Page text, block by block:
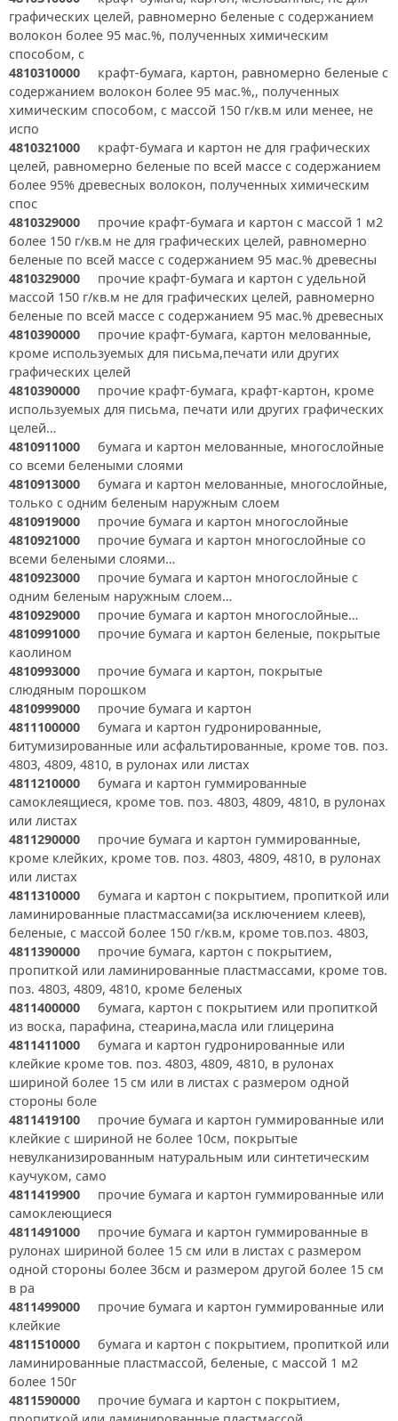
графических целей, равномерно беленые с содержанием
волокон более 95 мас.%, полученных химическим
способом, с
4810310000 крафт-бумага, картон, равномерно беленые с
содержанием волокон более 95 мас.%,, полученных
химическим способом, с массой 150 г/кв.м или менее, не
испо
4810321000 крафт-бумага и картон не для графических
целей, равномерно беленые по всей массе с содержанием
более 95% древесных волокон, полученных химическим
спос
4810329000 прочие крафт-бумага и картон с массой 1 м2
более 150 г/кв.м не для графических целей, равномерно
беленые по всей массе с содержанием 95 мас.% древесны
4810329000 прочие крафт-бумага и картон с удельной
массой 150 г/кв.м не для графических целей, равномерно
беленые по всей массе с содержанием 95 мас.% древесных
4810390000 прочие крафт-бумага, картон мелованные,
кроме используемых для письма,печати или других
графических целей
4810390000 прочие крафт-бумага, крафт-картон, кроме
используемых для письма, печати или других графических
целей…
4810911000 бумага и картон мелованные, многослойные
со всеми белеными слоями
4810913000 бумага и картон мелованные, многослойные,
только с одним беленым наружным слоем
4810919000 прочие бумага и картон многослойные
4810921000 прочие бумага и картон многослойные со
всеми белеными слоями…
4810923000 прочие бумага и картон многослойные с
одним беленым наружным слоем…
4810929000 прочие бумага и картон многослойные…
4810991000 прочие бумага и картон беленые, покрытые
каолином
4810993000 прочие бумага и картон, покрытые
слюдяным порошком
4810999000 прочие бумага и картон
4811100000 бумага и картон гудронированные,
битумизированные или асфальтированные, кроме тов. поз.
4803, 4809, 4810, в рулонах или листах
4811210000 бумага и картон гуммированные
самоклеящиеся, кроме тов. поз. 4803, 4809, 4810, в рулонах
или листах
4811290000 прочие бумага и картон гуммированные,
кроме клейких, кроме тов. поз. 4803, 4809, 4810, в рулонах
или листах
4811310000 бумага и картон с покрытием, пропиткой или
ламинированные пластмассами(за исключением клеев),
беленые, с массой более 150 г/кв.м, кроме тов.поз. 4803,
4811390000 прочие бумага, картон с покрытием,
пропиткой или ламинированные пластмассами, кроме тов.
поз. 4803, 4809, 4810, кроме беленых
4811400000 бумага, картон с покрытием или пропиткой
из воска, парафина, стеарина,масла или глицерина
4811411000 бумага и картон гудронированные или
клейкие кроме тов. поз. 4803, 4809, 4810, в рулонах
шириной более 15 см или в листах с размером одной
стороны боле
4811419100 прочие бумага и картон гуммированные или
клейкие с шириной не более 10см, покрытые
невулканизированным натуральным или синтетическим
каучуком, само
4811419900 прочие бумага и картон гуммированные или
самоклеющиеся
4811491000 прочие бумага и картон гуммированные в
рулонах шириной более 15 см или в листах с размером
одной стороны более 36см и размером другой более 15 см
в ра
4811499000 прочие бумага и картон гуммированные или
клейкие
4811510000 бумага и картон с покрытием, пропиткой или
ламинированные пластмассой, беленые, с массой 1 м2
более 150г
4811590000 прочие бумага и картон с покрытием,